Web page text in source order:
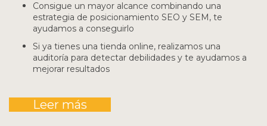
Consigue un mayor alcance combinando una
estrategia de posicionamiento SEO y SEM, te
ayudamos a conseguirlo
Si ya tienes una tienda online, realizamos una
auditoría para detectar debilidades y te ayudamos a
mejorar resultados
Leer más